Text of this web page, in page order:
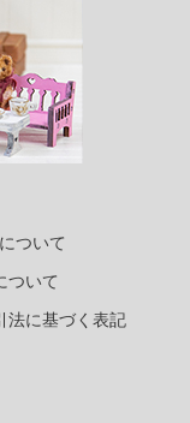
ついて
ついて
法に基づく表記